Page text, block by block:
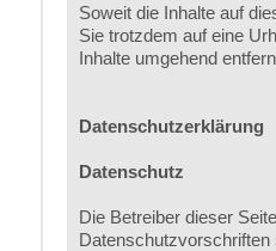
Soweit die Inhalte auf
Sie trotzdem auf eine
Inhalte umgehend
Datenschutzerklärung
Datenschutz
Die Betreiber dieser